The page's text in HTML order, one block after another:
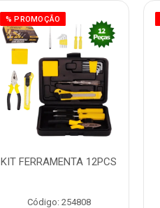
% PROMOÇÃO
KIT FERRAMENTA 12PCS
Código: 254808